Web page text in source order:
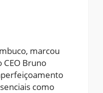
marcou
CEO Bruno
como